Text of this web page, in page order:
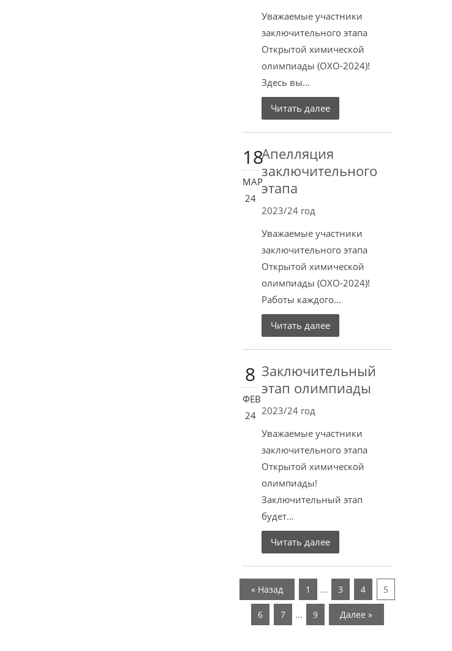
Уважаемые участники
заключительного этапа
Открытой химической
олимпиады (ОХО-2024)!
Здесь вы...
Читать далее
18
МАР
24
Апелляция
заключительного
этапа
2023/24 год
Уважаемые участники
заключительного этапа
Открытой химической
олимпиады (ОХО-2024)!
Работы каждого...
Читать далее
8
ФЕВ
24
Заключительный
этап олимпиады
2023/24 год
Уважаемые участники
заключительного этапа
Открытой химической
олимпиады!
Заключительный этап
будет...
Читать далее
« Назад 1 … 3 4 5
6 7 … 9 Далее »